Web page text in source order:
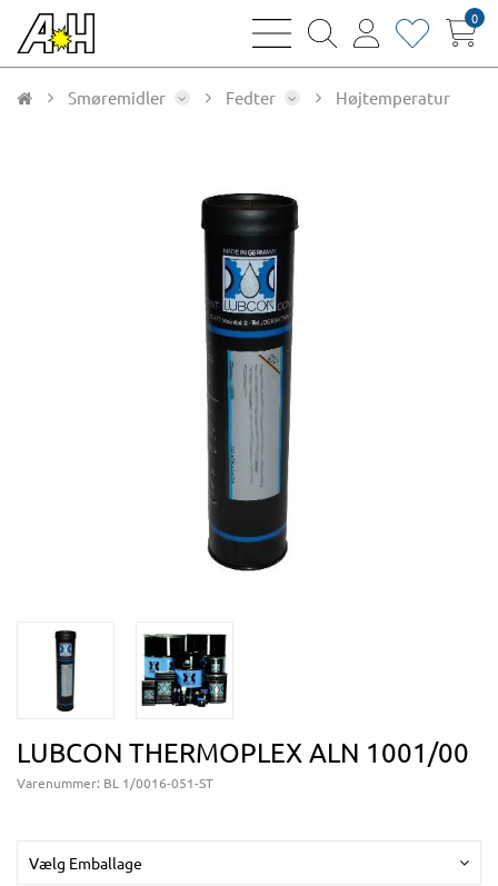
bars
magnifying
user
heart0
Smøremidler Fedter Højtemperatur
LUBCON THERMOPLEX ALN 1001/00
Varenummer: BL 1/0016-051-ST
Vælg Emballage